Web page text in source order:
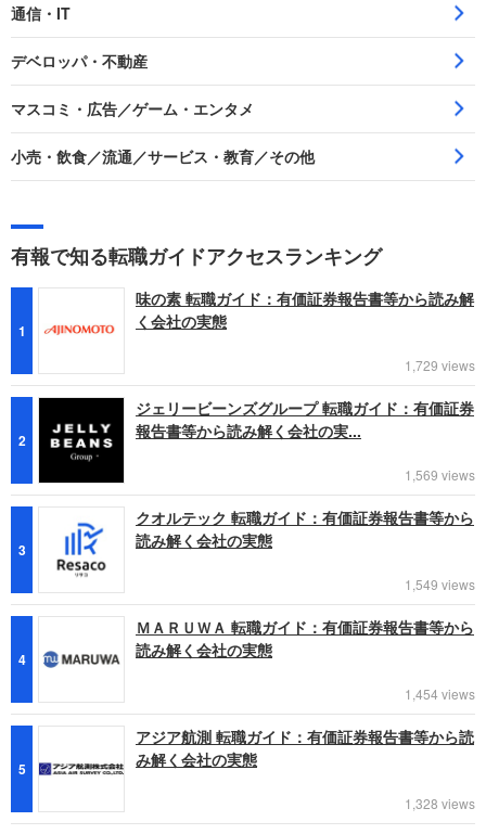
通信・IT
デベロッパ・不動産
マスコミ・広告／ゲーム・エンタメ
小売・飲食／流通／サービス・教育／その他
有報で知る転職ガイドアクセスランキング
1
味の素 転職ガイド：有価証券報告書等から読み解
く会社の実態
1,729 views
2
ジェリービーンズグループ 転職ガイド：有価証券
報告書等から読み解く会社の実...
1,569 views
3
クオルテック 転職ガイド：有価証券報告書等から
読み解く会社の実態
1,549 views
4
ＭＡＲＵＷＡ 転職ガイド：有価証券報告書等から
読み解く会社の実態
1,454 views
5
アジア航測 転職ガイド：有価証券報告書等から読
み解く会社の実態
1,328 views